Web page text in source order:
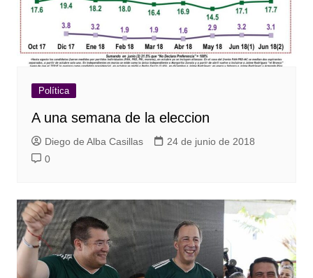
Política
A una semana de la eleccion
Diego de Alba Casillas
24 de junio de 2018
0